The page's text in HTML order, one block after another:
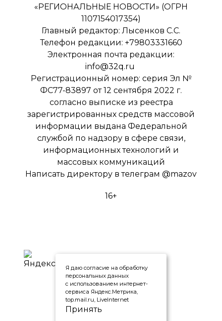
«РЕГИОНАЛЬНЫЕ НОВОСТИ» (ОГРН
1107154017354)
Главный редактор: Лысенков С.С.
Телефон редакции: +79803331660
Электронная почта редакции:
info@32q.ru
Регистрационный номер: серия Эл №
ФС77-83897 от 12 сентября 2022 г.
согласно выписке из реестра
зарегистрированных средств массовой
информации выдана Федеральной
службой по надзору в сфере связи,
информационных технологий и
массовых коммуникаций
Написать директору в телеграм @mazov
16+
Я даю согласие на обработку
персональных данных
с использованием интернет-
сервиса Яндекс.Метрика,
top.mail.ru, LiveInternet
Принять